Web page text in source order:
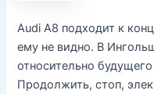
Audi A8 подходит к
ему не видно. В
относительно
Продолжить, стоп,